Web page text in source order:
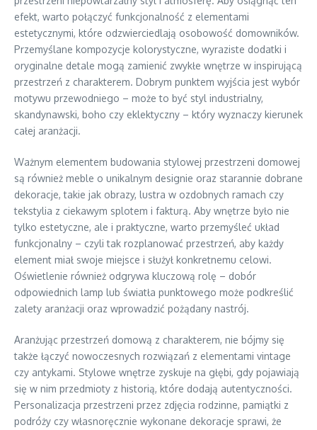
efekt, warto połączyć funkcjonalność z elementami
estetycznymi, które odzwierciedlają osobowość domowników.
Przemyślane kompozycje kolorystyczne, wyraziste dodatki i
oryginalne detale mogą zamienić zwykłe wnętrze w inspirującą
przestrzeń z charakterem. Dobrym punktem wyjścia jest wybór
motywu przewodniego – może to być styl industrialny,
skandynawski, boho czy eklektyczny – który wyznaczy kierunek
całej aranżacji.
Ważnym elementem budowania stylowej przestrzeni domowej
są również meble o unikalnym designie oraz starannie dobrane
dekoracje, takie jak obrazy, lustra w ozdobnych ramach czy
tekstylia z ciekawym splotem i fakturą. Aby wnętrze było nie
tylko estetyczne, ale i praktyczne, warto przemyśleć układ
funkcjonalny – czyli tak rozplanować przestrzeń, aby każdy
element miał swoje miejsce i służył konkretnemu celowi.
Oświetlenie również odgrywa kluczową rolę – dobór
odpowiednich lamp lub światła punktowego może podkreślić
zalety aranżacji oraz wprowadzić pożądany nastrój.
Aranżując przestrzeń domową z charakterem, nie bójmy się
także łączyć nowoczesnych rozwiązań z elementami vintage
czy antykami. Stylowe wnętrze zyskuje na głębi, gdy pojawiają
się w nim przedmioty z historią, które dodają autentyczności.
Personalizacja przestrzeni przez zdjęcia rodzinne, pamiątki z
podróży czy własnoręcznie wykonane dekoracje sprawi, że